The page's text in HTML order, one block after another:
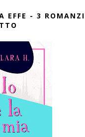
EFFE - 3 ROMANZI